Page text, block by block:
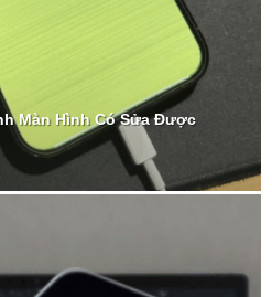
Màn Hình Có Sửa Được